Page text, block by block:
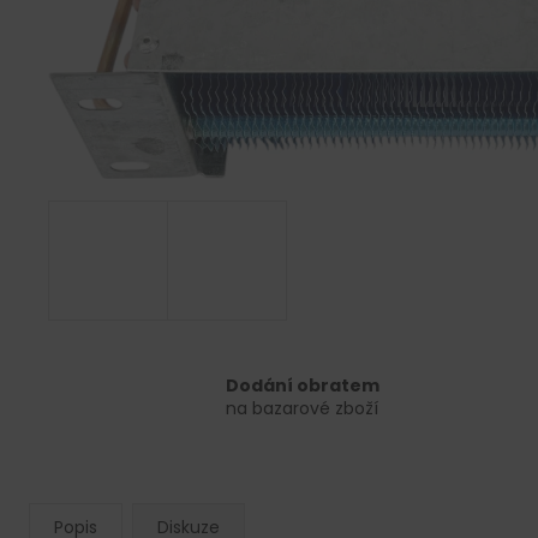
Dodání obratem
na bazarové zboží
Popis Diskuze